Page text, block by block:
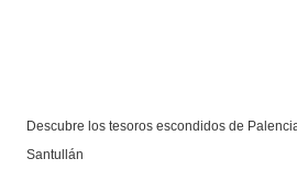
Descubre los tesoros escondidos de
Santullán